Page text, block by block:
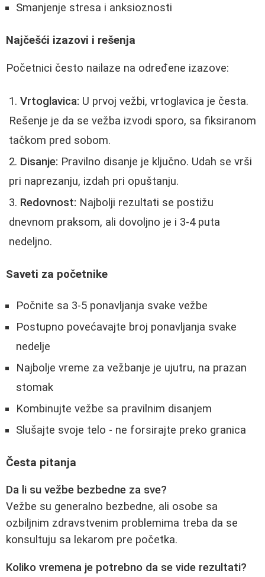
Smanjenje stresa i anksioznosti
Najčešći izazovi i rešenja
Početnici često nailaze na određene izazove:
Vrtoglavica: U prvoj vežbi, vrtoglavica je česta.
Rešenje je da se vežba izvodi sporo, sa fiksiranom
tačkom pred sobom.
Disanje: Pravilno disanje je ključno. Udah se vrši
pri naprezanju, izdah pri opuštanju.
Redovnost: Najbolji rezultati se postižu
dnevnom praksom, ali dovoljno je i 3-4 puta
nedeljno.
Saveti za početnike
Počnite sa 3-5 ponavljanja svake vežbe
Postupno povećavajte broj ponavljanja svake
nedelje
Najbolje vreme za vežbanje je ujutru, na prazan
stomak
Kombinujte vežbe sa pravilnim disanjem
Slušajte svoje telo - ne forsirajte preko granica
Česta pitanja
Da li su vežbe bezbedne za sve?
Vežbe su generalno bezbedne, ali osobe sa
ozbiljnim zdravstvenim problemima treba da se
konsultuju sa lekarom pre početka.
Koliko vremena je potrebno da se vide rezultati?